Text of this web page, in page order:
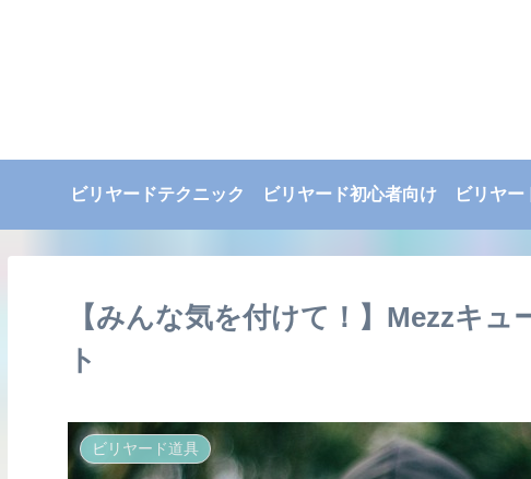
ビリヤードテクニック ビリヤード初心者向け ビリヤー
【みんな気を付けて！】Mezzキ
ト
ビリヤード道具